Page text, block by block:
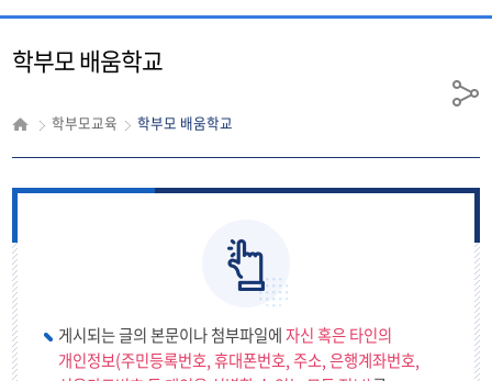
학부모 배움학교
학부모교육 학부모 배움학교
공
게시되는 글의 본문이나 첨부파일에자신 혹은 타인의
개인정보(주민등록번호, 휴대폰번호, 주소, 은행계좌번호,